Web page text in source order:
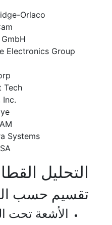
Orlaco
Electronics Group
Tech
Inc.
Systems
التحليل
تقسيم حسب
الأشعة تحت